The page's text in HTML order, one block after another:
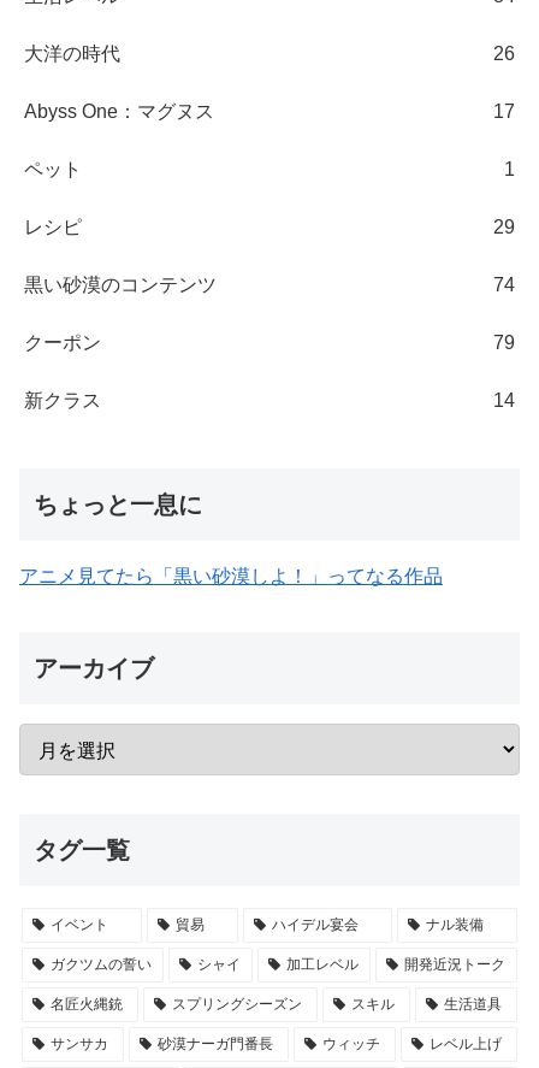
大洋の時代 26
Abyss One：マグヌス 17
ペット 1
レシピ 29
黒い砂漠のコンテンツ 74
クーポン 79
新クラス 14
ちょっと一息に
アニメ見てたら「黒い砂漠しよ！」ってなる作品
アーカイブ
タグ一覧
イベント 貿易 ハイデル宴会 ナル装備
ガクツムの誓い シャイ 加工レベル 開発近況トーク
名匠火縄銃 スプリングシーズン スキル 生活道具
サンサカ 砂漠ナーガ門番長 ウィッチ レベル上げ